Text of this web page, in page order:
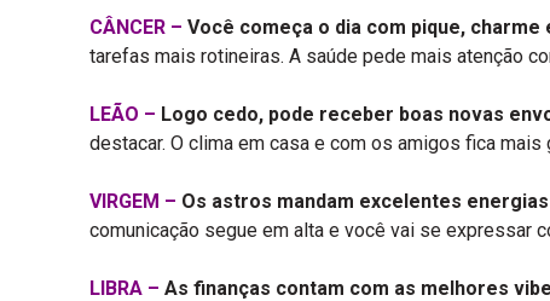
CÂNCER – Você começa o dia com pique,
tarefas mais rotineiras. A saúde pede mais atenção
LEÃO – Logo cedo, pode receber boas novas
destacar. O clima em casa e com os amigos fica
VIRGEM – Os astros mandam excelentes
comunicação segue em alta e você vai se expressar
LIBRA – As finanças contam com as melhores